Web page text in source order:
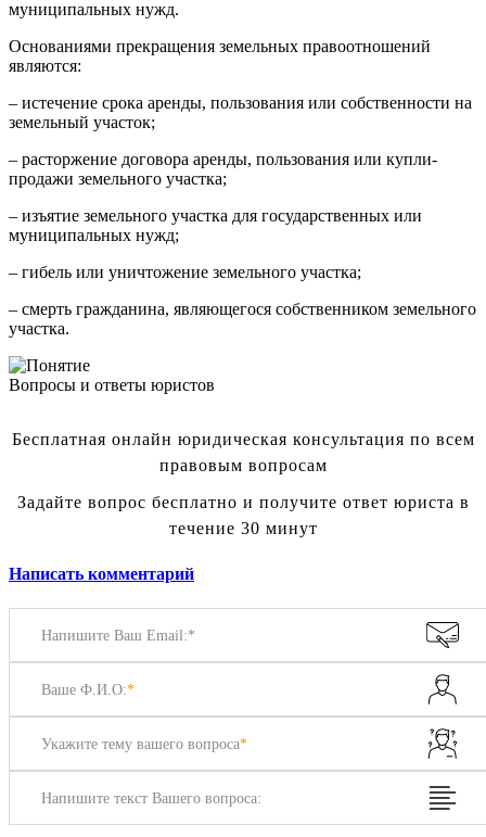
муниципальных нужд.
Основаниями прекращения земельных правоотношений
являются:
– истечение срока аренды, пользования или собственности на
земельный участок;
– расторжение договора аренды, пользования или купли-
продажи земельного участка;
– изъятие земельного участка для государственных или
муниципальных нужд;
– гибель или уничтожение земельного участка;
– смерть гражданина, являющегося собственником земельного
участка.
Вопросы и ответы юристов
Бесплатная онлайн юридическая консультация по всем
правовым вопросам
Задайте вопрос бесплатно и получите ответ юриста в
течение 30 минут
Написать комментарий
Напишите Ваш Email:*
Ваше Ф.И.О:*
Укажите тему вашего вопроса*
Напишите текст Вашего вопроса: